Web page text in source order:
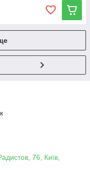
76, Київ,